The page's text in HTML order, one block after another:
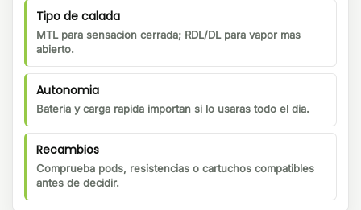
Tipo de calada
MTL para sensacion cerrada; RDL/DL para vapor mas
abierto.
Autonomia
Bateria y carga rapida importan si lo usaras todo el dia.
Recambios
Comprueba pods, resistencias o cartuchos compatibles
antes de decidir.